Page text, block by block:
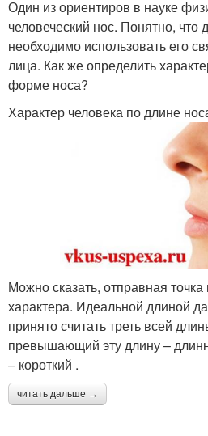
Один из ориентиров в науке
человеческий нос. Понятно, что
необходимо использовать его
лица. Как же определить
форме носа?
Характер человека по длине
Можно сказать, отправная
характера. Идеальной длиной
принято считать треть всей
превышающий эту длину –
– короткий .
читать дальше →